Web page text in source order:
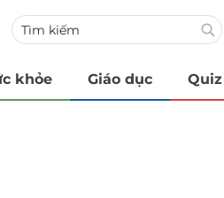
khỏe Giáo dục Quiz